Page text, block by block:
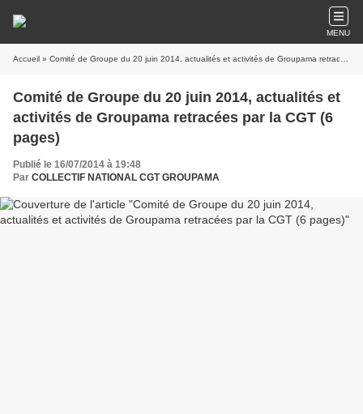
MENU
Accueil » Comité de Groupe du 20 juin 2014, actualités et activités de Groupama retracées par la CGT (6 pages)
Comité de Groupe du 20 juin 2014, actualités et
activités de Groupama retracées par la CGT (6
pages)
Publié le 16/07/2014 à 19:48
Par COLLECTIF NATIONAL CGT GROUPAMA